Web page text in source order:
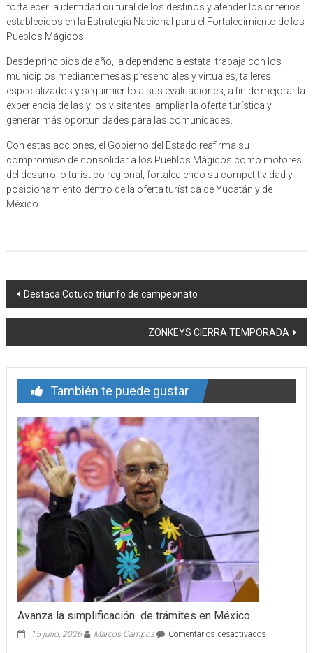
fortalecer la identidad cultural de los destinos y atender los criterios
establecidos en la Estrategia Nacional para el Fortalecimiento de los
Pueblos Mágicos.
Desde principios de año, la dependencia estatal trabaja con los
municipios mediante mesas presenciales y virtuales, talleres
especializados y seguimiento a sus evaluaciones, a fin de mejorar la
experiencia de las y los visitantes, ampliar la oferta turística y
generar más oportunidades para las comunidades.
Con estas acciones, el Gobierno del Estado reafirma su
compromiso de consolidar a los Pueblos Mágicos como motores
del desarrollo turístico regional, fortaleciendo su competitividad y
posicionamiento dentro de la oferta turística de Yucatán y de
México.
Navegación
de
entrada
Destaca Cotuco triunfo de campeonato
ZONKEYS CIERRA TEMPORADA
También te puede gustar
Avanza la simplificación de trámites en México
15 julio, 2026 Marcos Campos Comentarios desactivadosen